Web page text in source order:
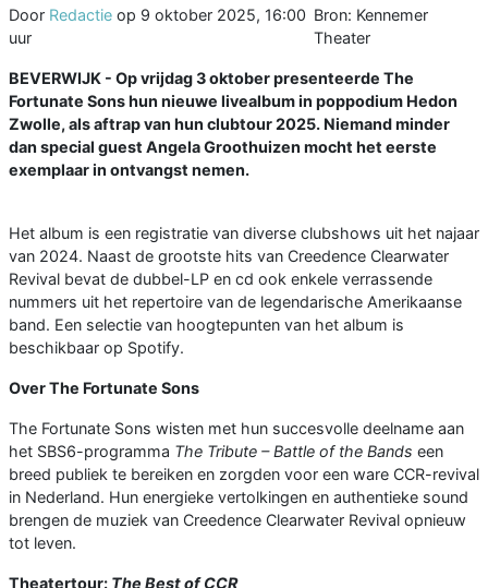
Door Redactie op 9 oktober 2025, 16:00
uur
Bron: Kennemer
Theater
BEVERWIJK - Op vrijdag 3 oktober presenteerde The
Fortunate Sons hun nieuwe livealbum in poppodium Hedon
Zwolle, als aftrap van hun clubtour 2025. Niemand minder
dan special guest Angela Groothuizen mocht het eerste
exemplaar in ontvangst nemen.
Het album is een registratie van diverse clubshows uit het najaar
van 2024. Naast de grootste hits van Creedence Clearwater
Revival bevat de dubbel-LP en cd ook enkele verrassende
nummers uit het repertoire van de legendarische Amerikaanse
band. Een selectie van hoogtepunten van het album is
beschikbaar op Spotify.
Over The Fortunate Sons
The Fortunate Sons wisten met hun succesvolle deelname aan
het SBS6-programma The Tribute – Battle of the Bands een
breed publiek te bereiken en zorgden voor een ware CCR-revival
in Nederland. Hun energieke vertolkingen en authentieke sound
brengen de muziek van Creedence Clearwater Revival opnieuw
tot leven.
Theatertour: The Best of CCR